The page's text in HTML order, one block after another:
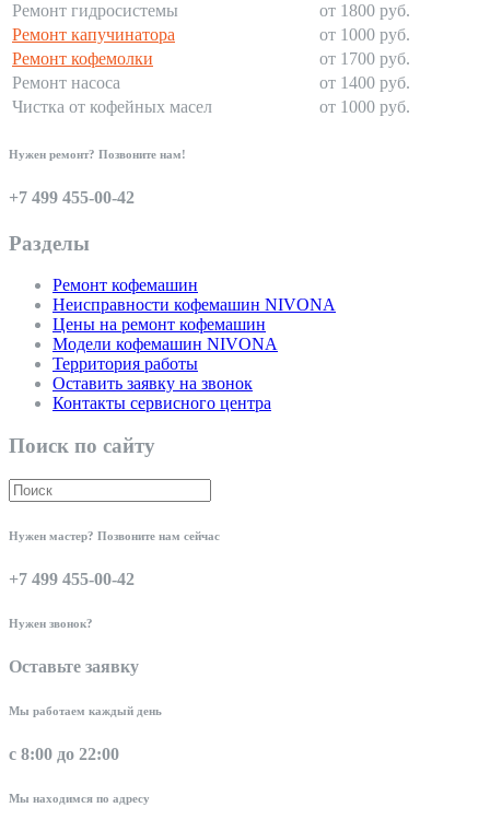
Ремонт гидросистемы
от 1800 руб.
Ремонт капучинатора
от 1000 руб.
Ремонт кофемолки
от 1700 руб.
Ремонт насоса
от 1400 руб.
Чистка от кофейных масел
от 1000 руб.
Нужен ремонт? Позвоните нам!
+7 499 455-00-42
Разделы
Ремонт кофемашин
Неисправности кофемашин NIVONA
Цены на ремонт кофемашин
Модели кофемашин NIVONA
Территория работы
Оставить заявку на звонок
Контакты сервисного центра
Поиск по сайту
Нужен мастер? Позвоните нам сейчас
+7 499 455-00-42
Нужен звонок?
Оставьте заявку
Мы работаем каждый день
с 8:00 до 22:00
Мы находимся по адресу